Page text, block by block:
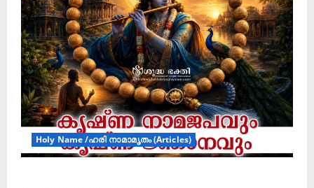
Holy Name /ഹരി നാമാമൃതം (Articles)